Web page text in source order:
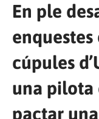
En ple
cúpules
una pilota
pactar